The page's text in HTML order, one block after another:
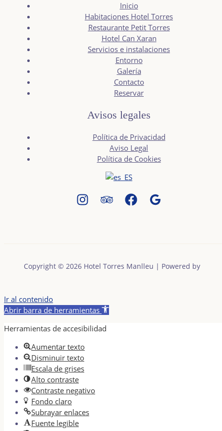
Inicio
Habitaciones Hotel Torres
Restaurante Petit Torres
Hotel Can Xaran
Servicios e instalaciones
Entorno
Galería
Contacto
Reservar
Avisos legales
Política de Privacidad
Aviso Legal
Política de Cookies
Copyright © 2026 Hotel Torres Manlleu | Powered by
Ir al contenido
Abrir barra de herramientas
Herramientas de accesibilidad
Aumentar texto
Disminuir texto
Escala de grises
Alto contraste
Contraste negativo
Fondo claro
Subrayar enlaces
Fuente legible